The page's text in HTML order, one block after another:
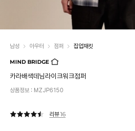
남성 아우터 점퍼 집업재킷
MIND BRIDGE
카라배색데님라이크워크점퍼
상품정보 : MZJP6150
리뷰16